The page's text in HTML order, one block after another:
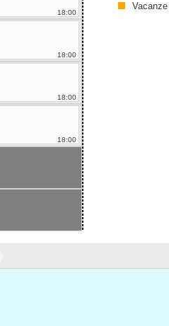
18:00
18:00
18:00
18:00
Vacanze